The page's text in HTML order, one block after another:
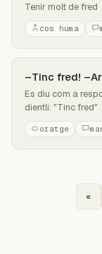
Tenir molt de fred
cos huma
–Tinc fred!
Es diu com a
dientli: "Tinc fred"
oratge
«